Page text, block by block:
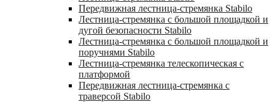
Передвижная лестница-стремянка Stabilo
Лестница-стремянка с большой площадкой и
дугой безопасности Stabilo
Лестница-стремянка с большой площадкой и
поручнями Stabilo
Лестница-стремянка телескопическая с
платформой
Передвижная лестница-стремянка с
траверсой Stabilo